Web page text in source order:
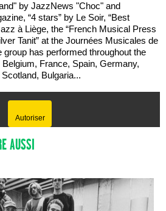
by JazzNews "Choc" and
“4 stars” by Le Soir, “Best
à Liège, the “French Musical Press
Tanit” at the Journées Musicales de
group has performed throughout the
France, Spain, Germany,
Bulgaria...
Autoriser
AUSSI